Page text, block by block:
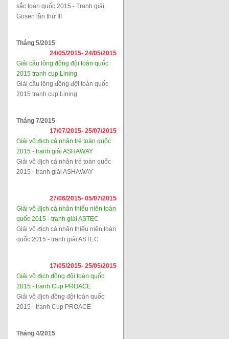
sắc toàn quốc 2015 - Tranh giải
Gosen lần thứ III
Tháng 5/2015
24/05/2015- 24/05/2015
Giải cầu lông đồng đội toàn quốc
2015 tranh cup Lining
Giải cầu lông đồng đội toàn quốc
2015 tranh cup Lining
Tháng 7/2015
17/07/2015- 25/07/2015
Giải vô địch cá nhân trẻ toàn quốc
2015 - tranh giải ASHAWAY
Giải vô địch cá nhân trẻ toàn quốc
2015 - tranh giải ASHAWAY
27/06/2015- 05/07/2015
Giải vô địch cá nhân thiếu niên toàn
quốc 2015 - tranh giải ASTEC
Giải vô địch cá nhân thiếu niên toàn
quốc 2015 - tranh giải ASTEC
17/05/2015- 25/05/2015
Giải vô địch đồng đội toàn quốc
2015 - tranh Cup PROACE
Giải vô địch đồng đội toàn quốc
2015 - tranh Cup PROACE
Tháng 4/2015